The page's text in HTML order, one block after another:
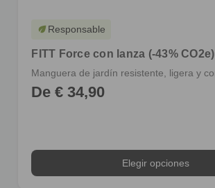
ecoResponsable
FITT Force con lanza (-43% CO2e)
De € 34,90
Elegir opciones